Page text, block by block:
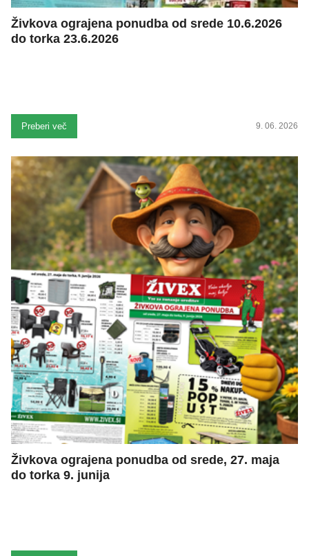
Živkova ograjena ponudba od srede 10.6.2026
do torka 23.6.2026
Preberi več 9. 06. 2026
Živkova ograjena ponudba od srede, 27. maja
do torka 9. junija